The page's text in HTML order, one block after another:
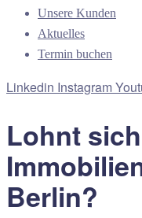
Unsere Kunden
Aktuelles
Termin buchen
Linkedin Instagram
Lohnt
Berlin?